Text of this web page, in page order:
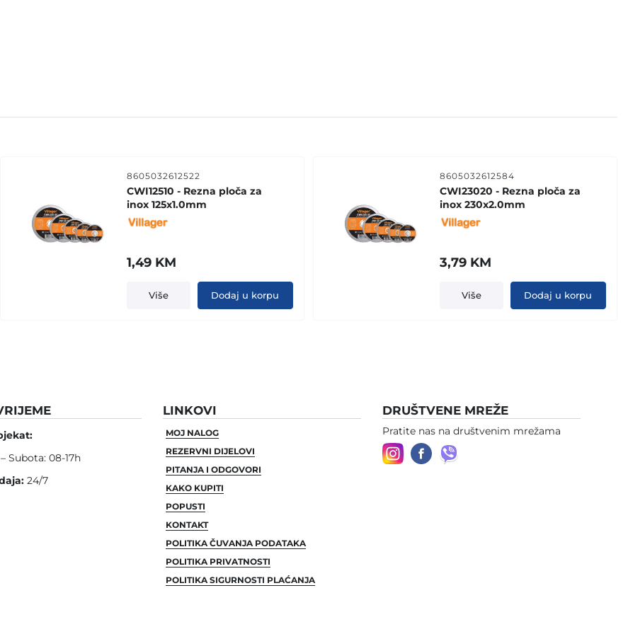
8605032612522
CWI12510 - Rezna ploča za
inox 125x1.0mm
1,49 KM
Više Dodaj u korpu
8605032612584
CWI23020 - Rezna ploča za
inox 230x2.0mm
3,79 KM
Više Dodaj u korpu
Subota: 08-17h
24/7
LINKOVI
MOJ NALOG
REZERVNI DIJELOVI
PITANJA I ODGOVORI
KAKO KUPITI
POPUSTI
KONTAKT
POLITIKA ČUVANJA PODATAKA
POLITIKA PRIVATNOSTI
POLITIKA SIGURNOSTI PLAĆANJA
DRUŠTVENE MREŽE
Pratite nas na društvenim mrežama